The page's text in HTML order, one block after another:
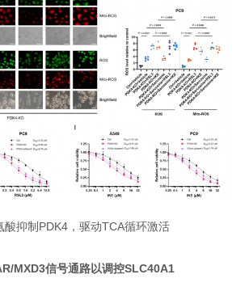
酸抑制PDK4，驱动TCA循环激活
MXD3信号通路以调控SLC40A1